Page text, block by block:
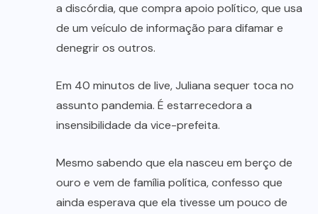
a discórdia, que compra apoio político, que usa
de um veículo de informação para difamar e
denegrir os outros.
Em 40 minutos de live, Juliana sequer toca no
assunto pandemia. É estarrecedora a
insensibilidade da vice-prefeita.
Mesmo sabendo que ela nasceu em berço de
ouro e vem de família política, confesso que
ainda esperava que ela tivesse um pouco de